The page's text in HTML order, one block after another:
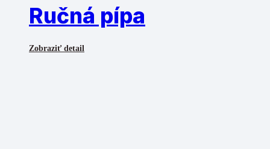
Ručná pípa
Zobraziť detail